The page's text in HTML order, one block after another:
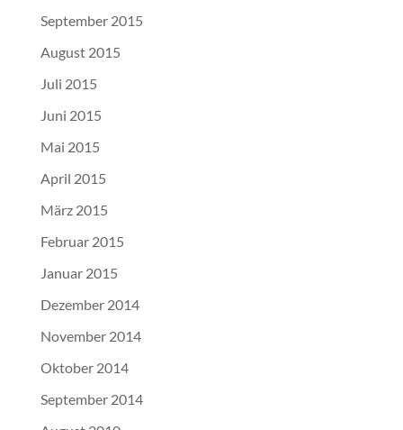
September 2015
August 2015
Juli 2015
Juni 2015
Mai 2015
April 2015
März 2015
Februar 2015
Januar 2015
Dezember 2014
November 2014
Oktober 2014
September 2014